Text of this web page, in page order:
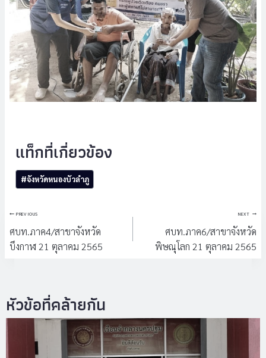
Post
Tags:
#จังหวัดหนองบัวลำภู
แนะแนว
PREVIOUS
ศบท.ภาค4/สาขาจังหวัด
บึงกาฬ 21 ตุลาคม 2565
NEXT
ศบท.ภาค6/สาขาจังหวัด
พิษณุโลก 21 ตุลาคม 2565